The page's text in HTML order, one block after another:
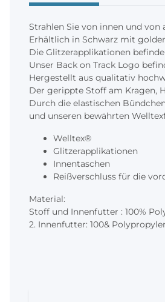
Strahlen Sie von innen und von
Erhältlich in Schwarz mit
Die Glitzerapplikationen
Unser Back on Track Logo
Hergestellt aus qualitativ
Der gerippte Stoff am Kragen,
Durch die elastischen
und unseren bewährten
Welltex®
Glitzerapplikationen
Innentaschen
Reißverschluss für die
Material:
Stoff und Innenfutter : 100%
2. Innenfutter: 100&